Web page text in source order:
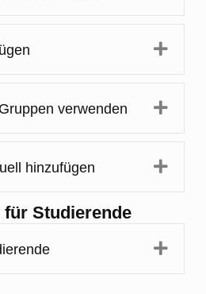
verwenden
hinzufügen
Studierende